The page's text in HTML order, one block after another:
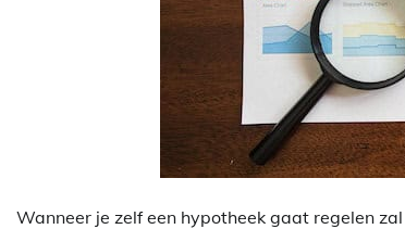
Wanneer je zelf een hypotheek gaat regelen